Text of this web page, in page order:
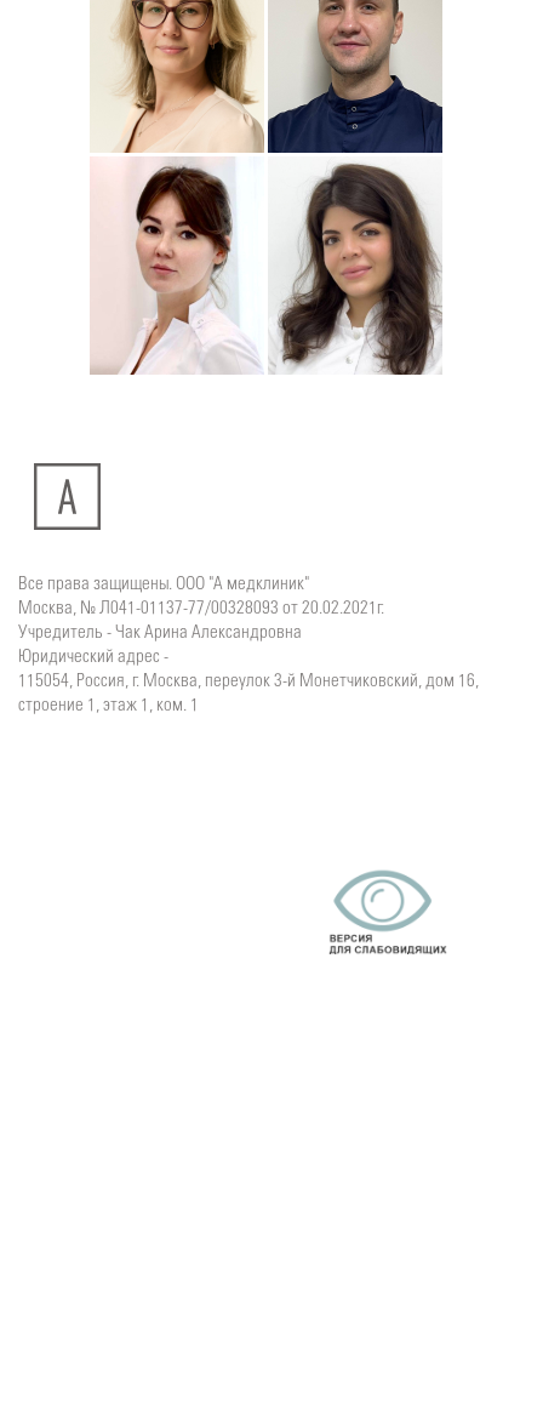
Подробнеео
Сейфетдинова
Юлия
Стоматолог-ортодонт
Подробнеео
Симонов
Стоматолог детский
Подробнее о
Ситдикова
Стоматолог-хирург
Подробнеео
Тумасян
Стоматолог-терапевт
Все права защищены. ООО "А медклиник"
Москва, № Л041-01137-77/00328093 от 20.02.2021г.
Учредитель - Чак Арина Александровна
Юридический адрес -
115054, Россия, г. Москва, переулок 3-й Монетчиковский, дом 16,
строение 1, этаж 1, ком. 1